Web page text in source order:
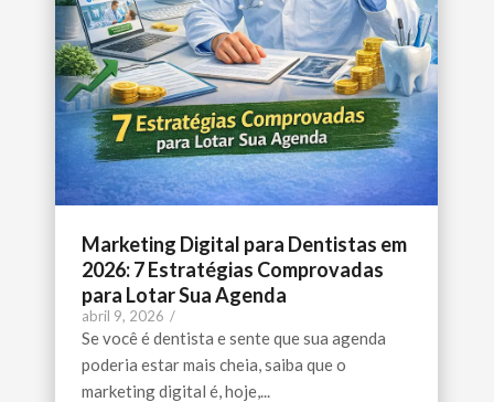
Marketing Digital para Dentistas em
2026: 7 Estratégias Comprovadas
para Lotar Sua Agenda
abril 9, 2026 /
Se você é dentista e sente que sua agenda
poderia estar mais cheia, saiba que o
marketing digital é, hoje,...